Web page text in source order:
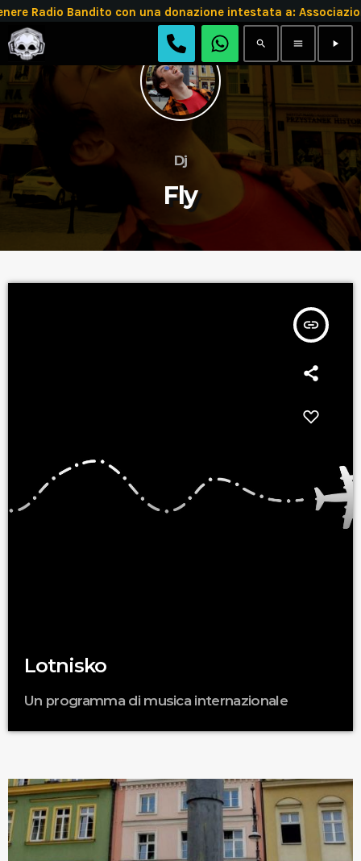
Radio Bandito con una donazione intestata a:
search menu play_arrow
Dj
Fly
insert_link
Lotnisko
Un programma di musica internazionale